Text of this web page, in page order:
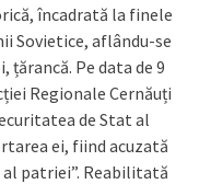
încadrată la finele
Sovietice, aflându-se
țărancă. Pe data de 9
Regionale Cernăuți
de Stat al
ei, fiind acuzată
patriei”. Reabilitată